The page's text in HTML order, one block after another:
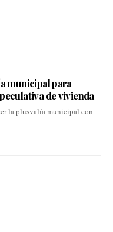
municipal para
de vivienda
la plusvalía municipal con